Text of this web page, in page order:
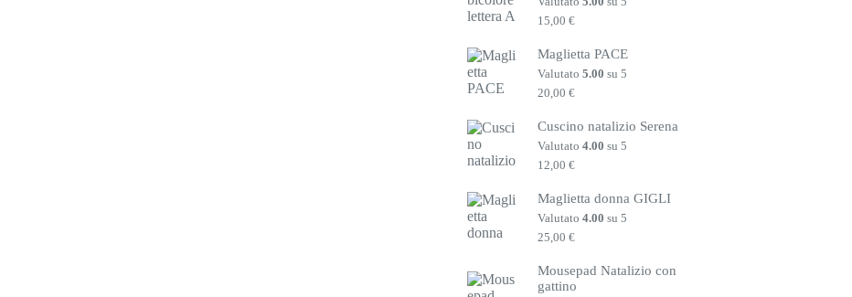
15,00€
Maglietta PACE
Valutato5.00 su 5
20,00€
Cuscino natalizio Serena
Valutato4.00 su 5
12,00€
Maglietta donna GIGLI
Valutato4.00 su 5
25,00€
Mousepad Natalizio con
gattino